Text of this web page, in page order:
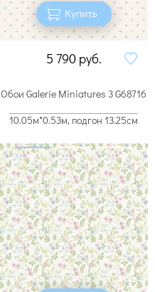
Купить
5 790 руб.
Обои Galerie Miniatures 3 G68716
10.05м*0.53м, подгон 13.25см